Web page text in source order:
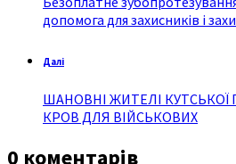
допомога для захисників і
Далі
ШАНОВНІ ЖИТЕЛІ
КРОВ ДЛЯ ВІЙСЬКОВИХ
0 коментарів